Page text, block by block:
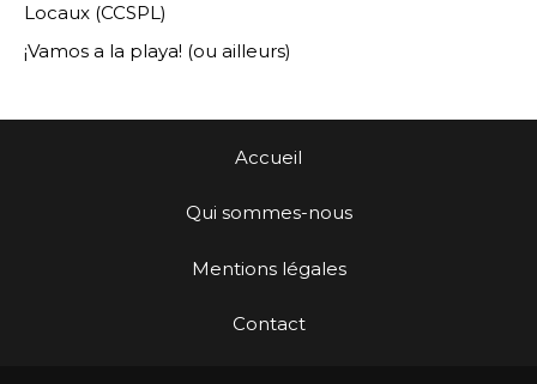
Locaux (CCSPL)
¡Vamos a la playa! (ou ailleurs)
Accueil
Qui sommes-nous
Mentions légales
Contact